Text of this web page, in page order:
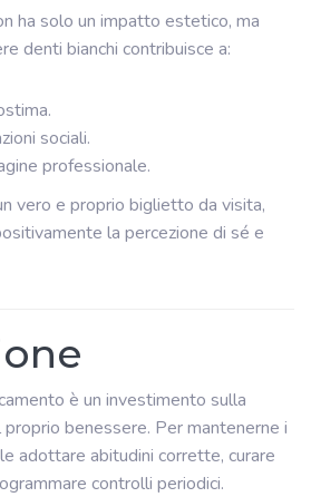
ha solo un impatto estetico, ma
denti bianchi contribuisce a:
sociali.
professionale.
vero e proprio biglietto da visita,
la percezione di sé e
è un investimento sulla
benessere. Per mantenerne i
adottare abitudini corrette, curare
controlli periodici.